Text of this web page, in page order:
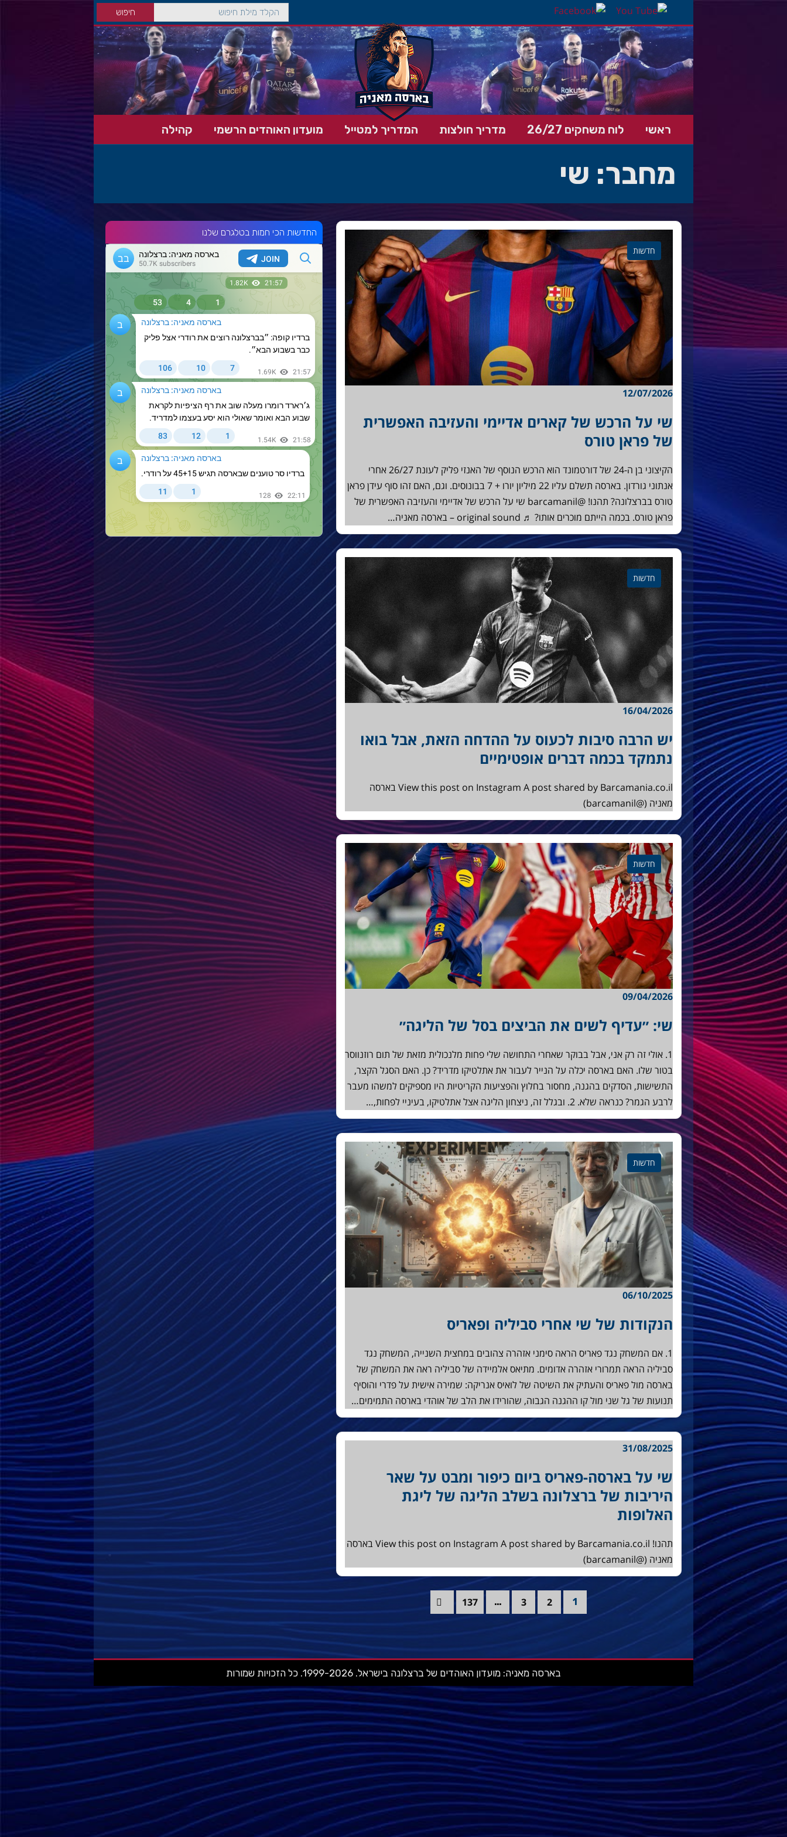
ראשי לוח משחקים 26/27 מדריך חולצות המדריך למטייל מועדון האוהדים הרשמי קהילה
מחבר: שי
חדשות
12/07/2026
שי על הרכש של קארים אדיימי והעזיבה האפשרית
של פראן טורס
הקיצוני בן ה-24 של דורטמונד הוא הרכש הנוסף של האנזי פליק לעונת 26/27 אחרי
אנתוני גורדון. בארסה תשלם עליו 22 מיליון יורו + 7 בבונוסים. וגם, האם זהו סוף עידן פראן
טורס בברצלונה? תהנו! @barcamanil שי על הרכש של אדיימי והעזיבה האפשרית של
פראן טורס. בכמה הייתם מוכרים אותו? ♬ original sound – בארסה מאניה…
חדשות
16/04/2026
יש הרבה סיבות לכעוס על ההדחה הזאת, אבל בואו
נתמקד בכמה דברים אופטימיים
View this post on Instagram A post shared by Barcamania.co.il בארסה
מאניה (@barcamanil)
חדשות
09/04/2026
שי: ״עדיף לשים את הביצים בסל של הליגה״
1. אולי זה רק אני, אבל בבוקר שאחרי התחושה שלי פחות מלנכולית מזאת של תום רוזנווסר
בטור שלו. האם בארסה יכלה על הנייר לעבור את אתלטיקו מדריד? כן. האם הסגל הקצר,
התשישות, הסדקים בהגנה, מחסור בחלוץ והפציעות הקריטיות היו מספיקים למשהו מעבר
לרבע הגמר? כנראה שלא. 2. ובגלל זה, ניצחון הליגה אצל אתלטיקו, בעיניי לפחות,…
חדשות
06/10/2025
הנקודות של שי אחרי סביליה ופאריס
1. אם המשחק נגד פאריס הראה סימני אזהרה צהובים במחצית השנייה, המשחק נגד
סביליה הראה תמרורי אזהרה אדומים. מתיאס אלמיידה של סביליה ראה את המשחק של
בארסה מול פאריס והעתיק את השיטה של לואיס אנריקה: שמירה אישית על פדרי והוסיף
תנועות של גל שני מול קו ההגנה הגבוה, שהורידו את הלב של אוהדי בארסה התמימים…
31/08/2025
שי על בארסה-פאריס ביום כיפור ומבט על שאר
היריבות של ברצלונה בשלב הליגה של ליגת
האלופות
תהנו! View this post on Instagram A post shared by Barcamania.co.il בארסה
מאניה (@barcamanil)
1
2
3
…
137
החדשות הכי חמות בטלגרם שלנו
בארסה מאניה: מועדון האוהדים של ברצלונה בישראל. 1999-2026. כל הזכויות שמורות